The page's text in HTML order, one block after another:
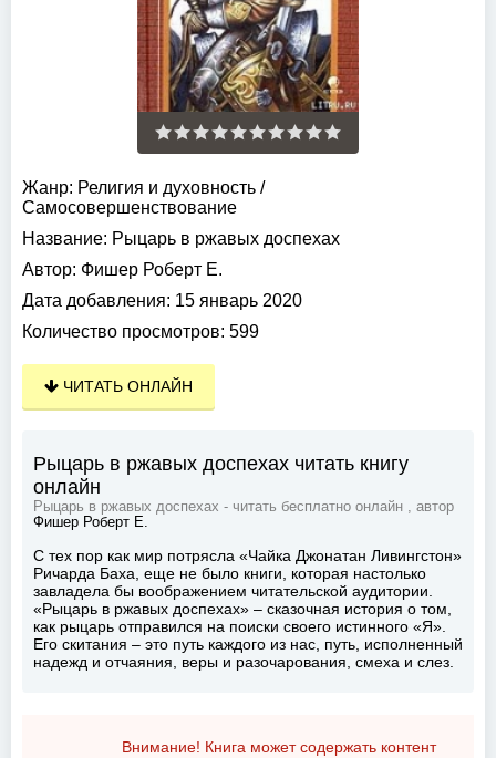
Жанр: Религия и духовность /
Самосовершенствование
Название: Рыцарь в ржавых доспехах
Автор: Фишер Роберт Е.
Дата добавления: 15 январь 2020
Количество просмотров: 599
ЧИТАТЬ ОНЛАЙН
Рыцарь в ржавых доспехах читать книгу
онлайн
Рыцарь в ржавых доспехах - читать бесплатно онлайн , автор
Фишер Роберт Е.
С тех пор как мир потрясла «Чайка Джонатан Ливингстон»
Ричарда Баха, еще не было книги, которая настолько
завладела бы воображением читательской аудитории.
«Рыцарь в ржавых доспехах» – сказочная история о том,
как рыцарь отправился на поиски своего истинного «Я».
Его скитания – это путь каждого из нас, путь, исполненный
надежд и отчаяния, веры и разочарования, смеха и слез.
Внимание! Книга может содержать контент